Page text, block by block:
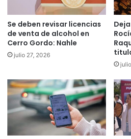
Se deben revisar licencias
de venta de alcohol en
Cerro Gordo: Nahle
julio 27, 2026